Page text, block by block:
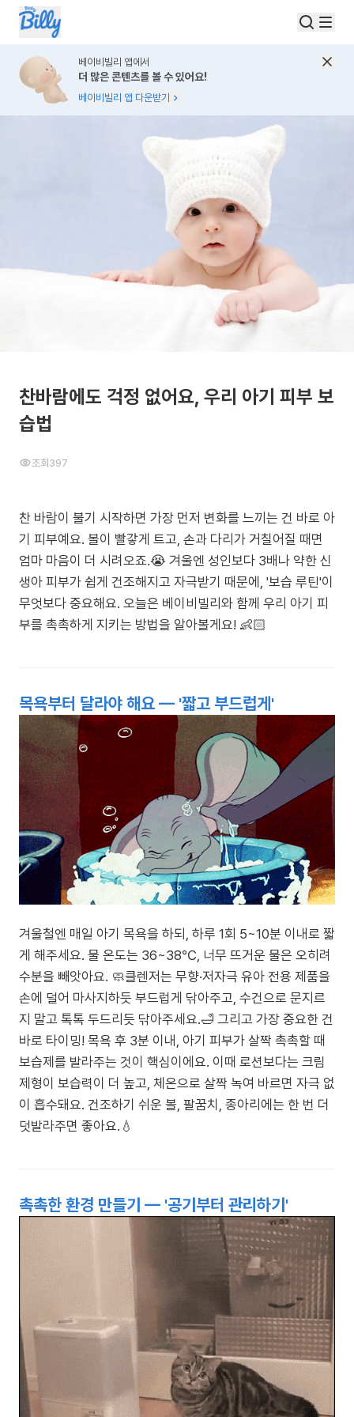
베이비빌리 앱에서
더 많은 콘텐츠를 볼 수 있어요!
베이비빌리 앱 다운받기
찬바람에도 걱정 없어요, 우리 아기 피부 보
습법
조회 397
찬 바람이 불기 시작하면 가장 먼저 변화를 느끼는 건 바로 아
기 피부예요. 볼이 빨갛게 트고, 손과 다리가 거칠어질 때면
엄마 마음이 더 시려오죠.😭 겨울엔 성인보다 3배나 약한 신
생아 피부가 쉽게 건조해지고 자극받기 때문에, '보습 루틴'이
무엇보다 중요해요. 오늘은 베이비빌리와 함께 우리 아기 피
부를 촉촉하게 지키는 방법을 알아볼게요! 👶🏻
목욕부터 달라야 해요 — '짧고 부드럽게'
겨울철엔 매일 아기 목욕을 하되, 하루 1회 5~10분 이내로 짧
게 해주세요. 물 온도는 36~38℃, 너무 뜨거운 물은 오히려
수분을 빼앗아요. 🧼클렌저는 무향·저자극 유아 전용 제품을
손에 덜어 마사지하듯 부드럽게 닦아주고, 수건으로 문지르
지 말고 톡톡 두드리듯 닦아주세요.🛁 그리고 가장 중요한 건
바로 타이밍! 목욕 후 3분 이내, 아기 피부가 살짝 촉촉할 때
보습제를 발라주는 것이 핵심이에요. 이때 로션보다는 크림
제형이 보습력이 더 높고, 체온으로 살짝 녹여 바르면 자극 없
이 흡수돼요. 건조하기 쉬운 볼, 팔꿈치, 종아리에는 한 번 더
덧발라주면 좋아요.💧
촉촉한 환경 만들기 — '공기부터 관리하기'